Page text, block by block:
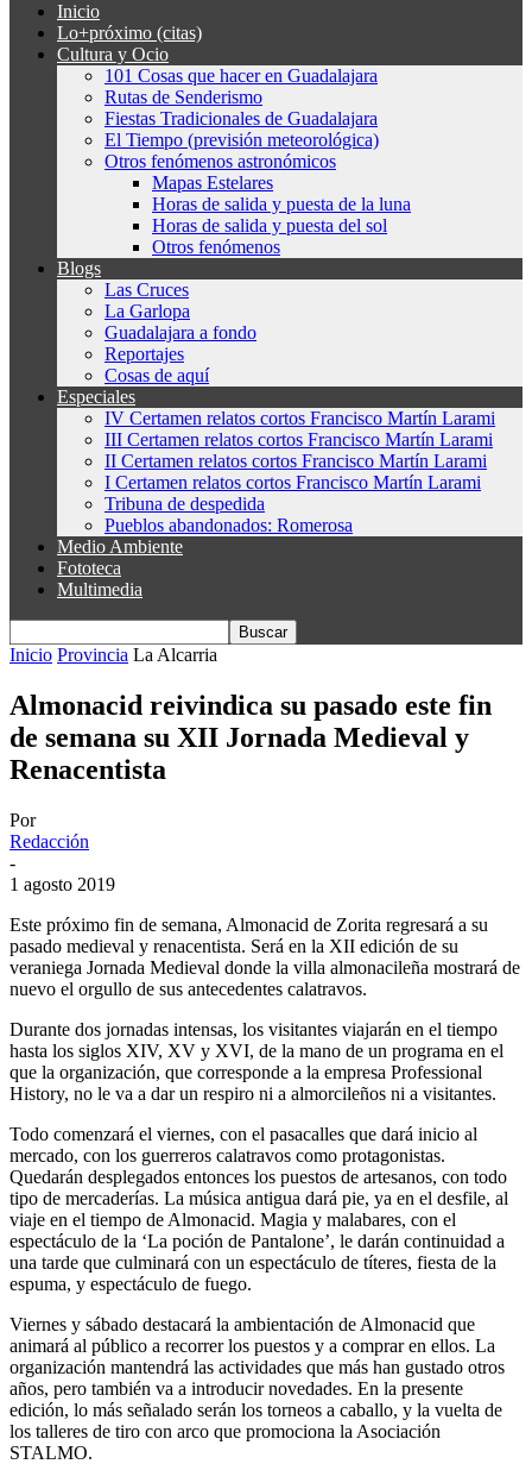
Inicio
Lo+próximo (citas)
Cultura y Ocio
101 Cosas que hacer en Guadalajara
Rutas de Senderismo
Fiestas Tradicionales de Guadalajara
El Tiempo (previsión meteorológica)
Otros fenómenos astronómicos
Mapas Estelares
Horas de salida y puesta de la luna
Horas de salida y puesta del sol
Otros fenómenos
Blogs
Las Cruces
La Garlopa
Guadalajara a fondo
Reportajes
Cosas de aquí
Especiales
IV Certamen relatos cortos Francisco Martín Larami
III Certamen relatos cortos Francisco Martín Larami
II Certamen relatos cortos Francisco Martín Larami
I Certamen relatos cortos Francisco Martín Larami
Tribuna de despedida
Pueblos abandonados: Romerosa
Medio Ambiente
Fototeca
Multimedia
Inicio Provincia La Alcarria
Almonacid reivindica su pasado este fin
de semana su XII Jornada Medieval y
Renacentista
Por
Redacción
-
1 agosto 2019
Este próximo fin de semana, Almonacid de Zorita regresará a su
pasado medieval y renacentista. Será en la XII edición de su
veraniega Jornada Medieval donde la villa almonacileña mostrará de
nuevo el orgullo de sus antecedentes calatravos.
Durante dos jornadas intensas, los visitantes viajarán en el tiempo
hasta los siglos XIV, XV y XVI, de la mano de un programa en el
que la organización, que corresponde a la empresa Professional
History, no le va a dar un respiro ni a almorcileños ni a visitantes.
Todo comenzará el viernes, con el pasacalles que dará inicio al
mercado, con los guerreros calatravos como protagonistas.
Quedarán desplegados entonces los puestos de artesanos, con todo
tipo de mercaderías. La música antigua dará pie, ya en el desfile, al
viaje en el tiempo de Almonacid. Magia y malabares, con el
espectáculo de la ‘La poción de Pantalone’, le darán continuidad a
una tarde que culminará con un espectáculo de títeres, fiesta de la
espuma, y espectáculo de fuego.
Viernes y sábado destacará la ambientación de Almonacid que
animará al público a recorrer los puestos y a comprar en ellos. La
organización mantendrá las actividades que más han gustado otros
años, pero también va a introducir novedades. En la presente
edición, lo más señalado serán los torneos a caballo, y la vuelta de
los talleres de tiro con arco que promociona la Asociación
STALMO.